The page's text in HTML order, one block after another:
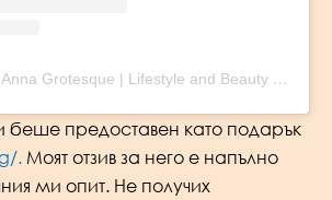
A post shared by Anna Grotesque | Lifestyle and Beauty Blogger (@adventurous.cosmetics)
беше предоставен като подарък
. Моят отзив за него е напълно
ми опит. Не получих